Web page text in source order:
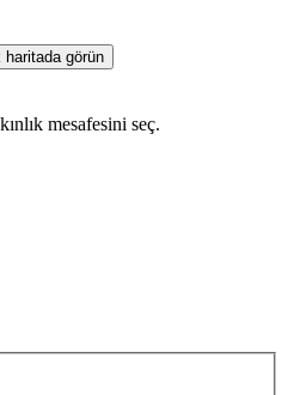
haritada görün
mesafesini seç.